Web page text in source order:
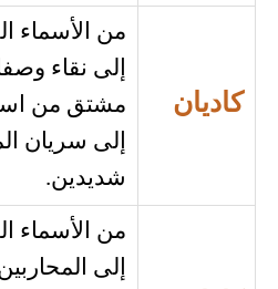
كاديان
من الأسماء
إلى نقاء
مشتق من
إلى سريان
شديدين.
من الأسماء
إلى